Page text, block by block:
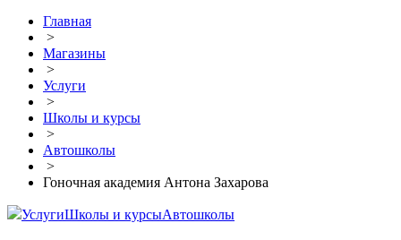
Главная
>
Магазины
>
Услуги
>
Школы и курсы
>
Автошколы
>
Гоночная академия Антона Захарова
УслугиШколы и курсыАвтошколы